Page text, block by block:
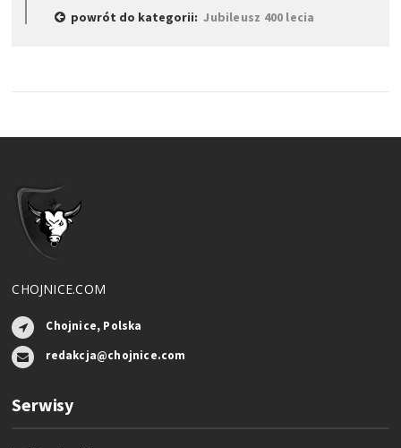
powrót do kategorii:Jubileusz 400 lecia
CHOJNICE.COM
Chojnice, Polska
redakcja@chojnice.com
Serwisy